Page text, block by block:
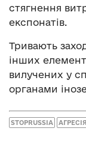
стягнення
експонатів.
Тривають
інших
вилучених у
органами
STOPRUSSIA